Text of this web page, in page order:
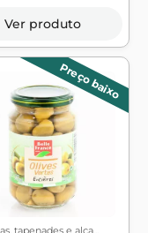
Ver produto
Preço baixo
tapenades e alca...